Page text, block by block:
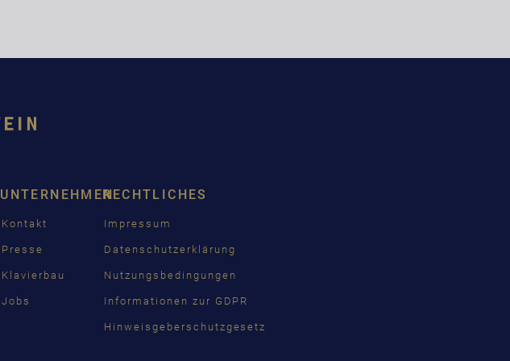
UNTERNEHMEN
Kontakt
Presse
Klavierbau
Jobs
RECHTLICHES
Impressum
Datenschutzerklärung
Nutzungsbedingungen
Informationen zur GDPR
Hinweisgeberschutzgesetz